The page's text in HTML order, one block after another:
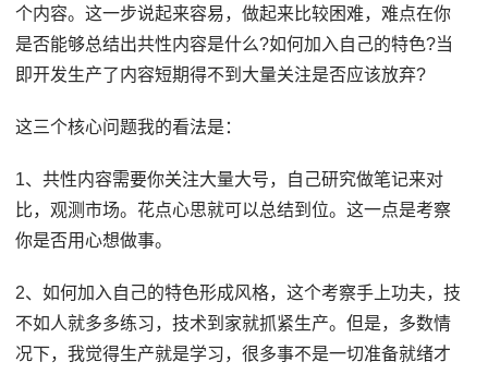
个内容。这一步说起来容易，做起来比较困难，难点在你
是否能够总结出共性内容是什么?如何加入自己的特色?当
即开发生产了内容短期得不到大量关注是否应该放弃?
这三个核心问题我的看法是：
1、共性内容需要你关注大量大号，自己研究做笔记来对
比，观测市场。花点心思就可以总结到位。这一点是考察
你是否用心想做事。
2、如何加入自己的特色形成风格，这个考察手上功夫，技
不如人就多多练习，技术到家就抓紧生产。但是，多数情
况下，我觉得生产就是学习，很多事不是一切准备就绪才